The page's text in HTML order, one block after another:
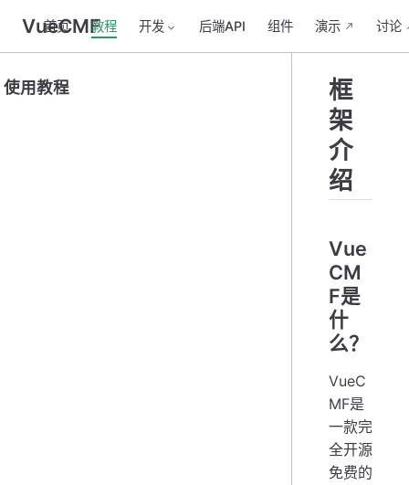
VueCMF
首页 教程 开发 后端API 组件 演示 讨论
使用教程
框
架
介
绍
Vue
CM
F是
什
么？
VueC
MF是
一款完
全开源
免费的